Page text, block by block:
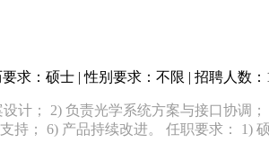
求：硕士 | 性别要求：不限 | 招聘人数：
计； 2) 负责光学系统方案与接口协调
持； 6) 产品持续改进。 任职要求： 1)